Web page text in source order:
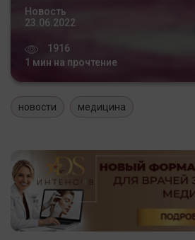
Новость
23.06.2022
1916
1 мин на прочтение
новости медицина